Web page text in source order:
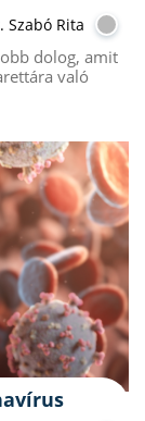
Szabó Rita
dolog, amit
való